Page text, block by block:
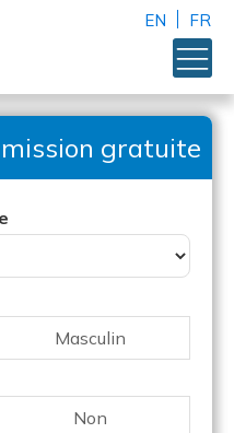
EN FR
gratuite
Masculin
Non